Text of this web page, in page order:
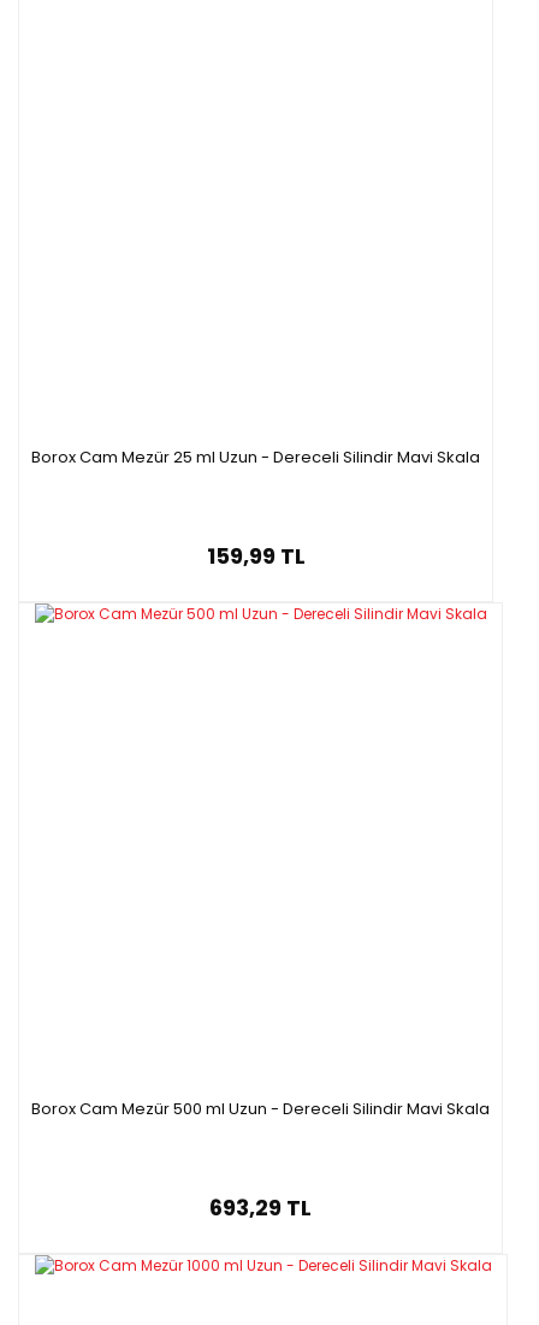
Borox Cam Mezür 25 ml Uzun - Dereceli Silindir Mavi Skala
159,99 TL
Borox Cam Mezür 500 ml Uzun - Dereceli Silindir Mavi Skala
693,29 TL